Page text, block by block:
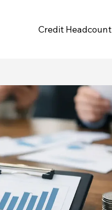
Credit Headcount